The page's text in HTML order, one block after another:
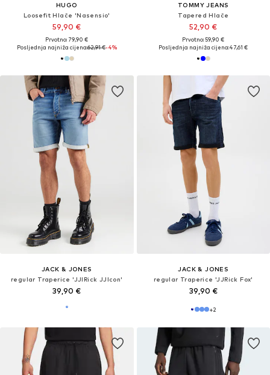
HUGO
Loosefit Hlače 'Nasensio'
59,90 €
Prvotno: 79,90 €
Posljednja najniža cijena:62,91 €-4%
TOMMY JEANS
Tapered Hlače
52,90 €
Prvotno: 59,90 €
Posljednja najniža cijena:47,61 €
JACK & JONES
regular Traperice 'JJIRick JJIcon'
39,90 €
JACK & JONES
regular Traperice 'JJRick Fox'
39,90 €
+2